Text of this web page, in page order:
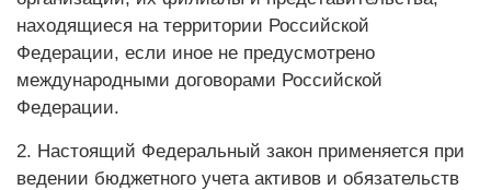
находящиеся на территории Российской
Федерации, если иное не предусмотрено
международными договорами Российской
Федерации.
2. Настоящий Федеральный закон применяется при
ведении бюджетного учета активов и обязательств